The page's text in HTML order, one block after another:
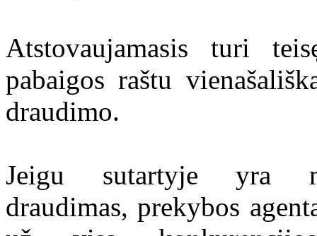
Atstovaujamasis turi
pabaigos raštu
draudimo.
Jeigu sutartyje yra
draudimas, prekybos